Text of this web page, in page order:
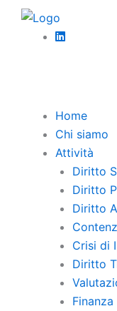
Home
Chi siamo
Attività
Diritto
Diritto
Diritto
Crisi di
Diritto